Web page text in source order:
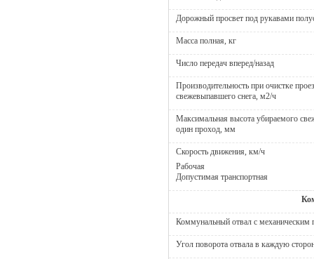
Дорожный просвет под рукавами
Масса полная, кг
Число передач вперед/назад
Производительность при очистке
свежевыпавшего снега, м2/ч
Максимальная высота убираемого
один проход, мм
Скорость движения, км/ч
Рабочая
Допустимая транспортная
Коммунальный отвал с механическим
Угол поворота отвала в каждую